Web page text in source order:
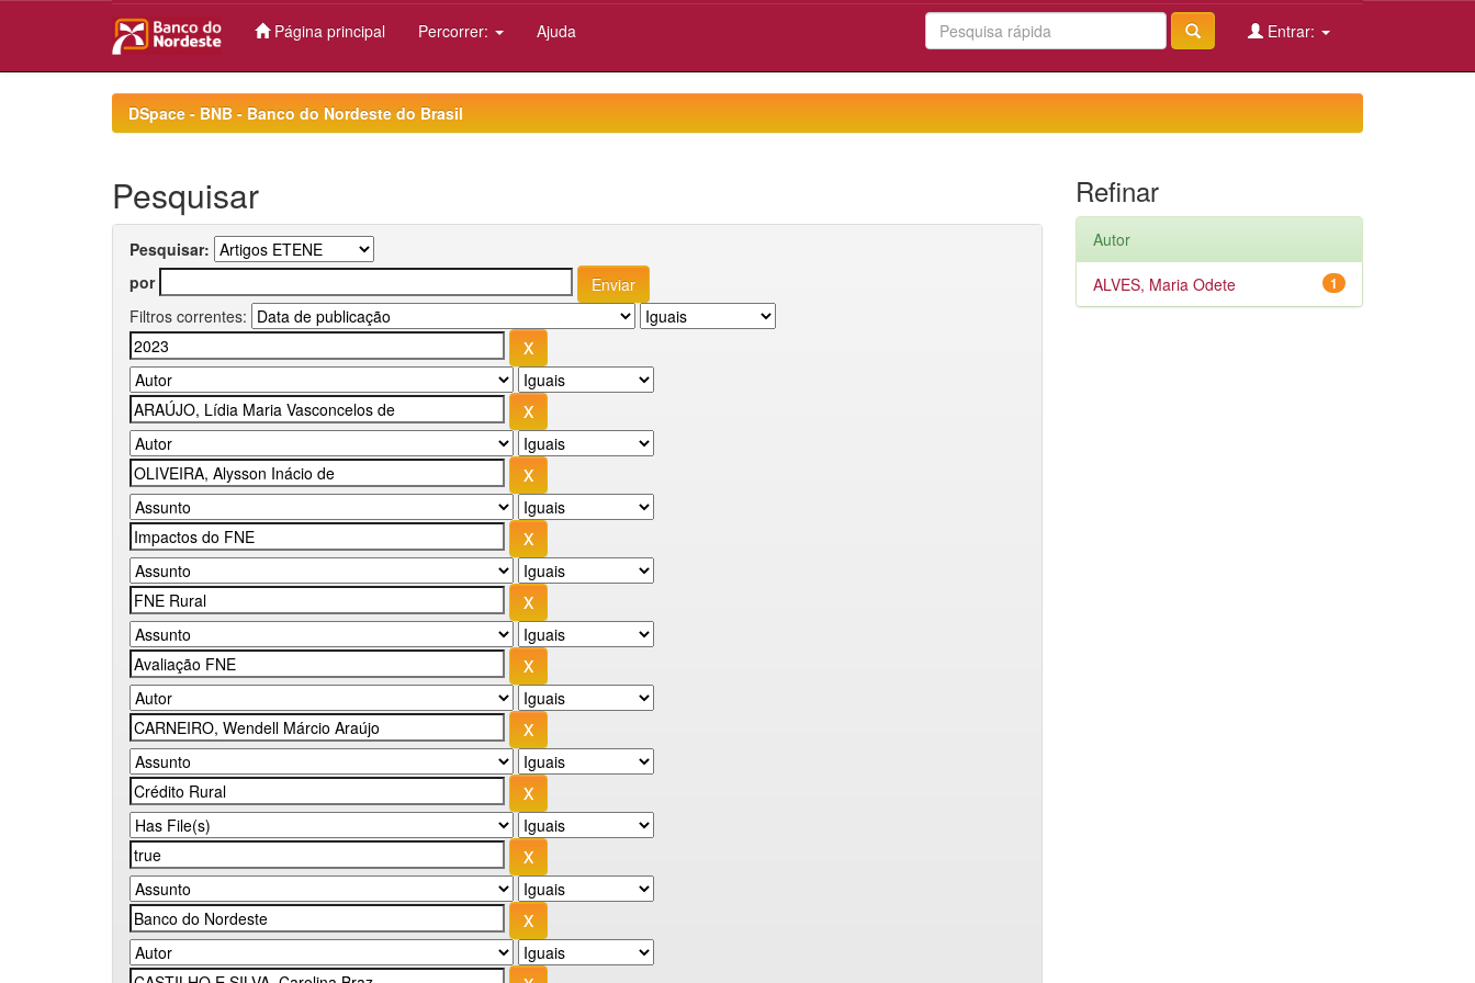
Página principal Percorrer: Ajuda Entrar:
DSpace - BNB - Banco do Nordeste do Brasil
Pesquisar
Pesquisar:
por
Filtros correntes:
Refinar
Autor
1
ALVES, Maria Odete